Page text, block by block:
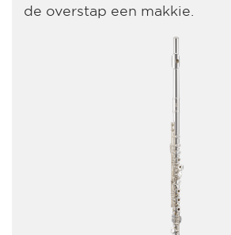
de overstap een makkie.